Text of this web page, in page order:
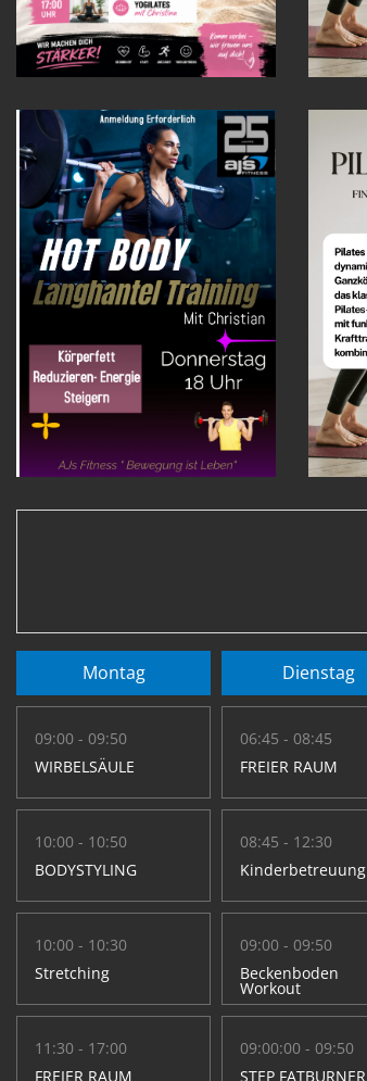
Montag
09:00 - 09:50
WIRBELSÄULE
10:00 - 10:50
BODYSTYLING
10:00 - 10:30
Stretching
11:30 - 17:00
FREIER RAUM
Dienstag
06:45 - 08:45
FREIER RAUM
08:45 - 12:30
Kinderbetreuung
09:00 - 09:50
Beckenboden
Workout
09:00:00 - 09:50
STEP FATBURNER